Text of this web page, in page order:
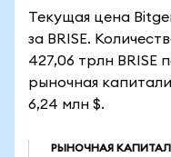
Текущая цена
за BRISE.
427,06 трлн BRISE
рыночная
6,24 млн $.
РЫНОЧНАЯ